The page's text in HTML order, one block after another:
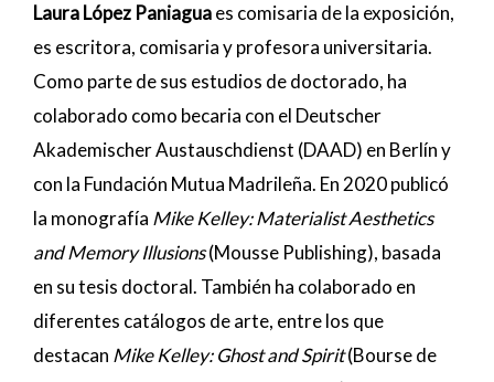
Laura López Paniaguaes comisaria de la exposición,
es escritora, comisaria y profesora universitaria.
Como parte de sus estudios de doctorado, ha
colaborado como becaria con el Deutscher
Akademischer Austauschdienst (DAAD) en Berlín y
con la Fundación Mutua Madrileña. En 2020 publicó
la monografía Mike Kelley: Materialist Aesthetics
and Memory Illusions(Mousse Publishing), basada
en su tesis doctoral. También ha colaborado en
diferentes catálogos de arte, entre los que
destacan Mike Kelley: Ghost and Spirit(Bourse de